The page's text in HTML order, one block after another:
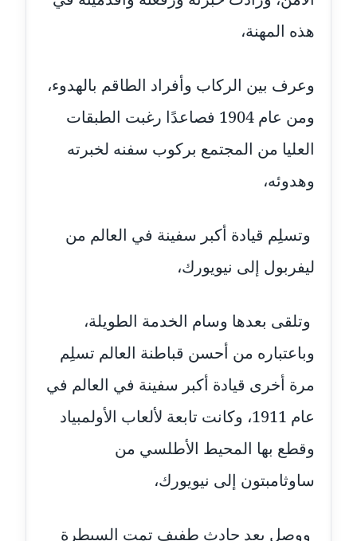
عاملة
مدونة امل محمود
مدونة أميرة اسماعيل
عاملة
مدونة أميرة محمود
عاملة
مدونة انجي مطاوع
عاملة
عاملة
مدونة ايمان الدواخلي
هذه المهنة،
وعرف بين الركاب وأفراد الطاقم بالهدوء،
ومن عام 1904 فصاعدًا رغبت الطبقات
العليا من المجتمع بركوب سفنه لخبرته
وهدوئه،
وتسلِم قيادة أكبر سفينة في العالم من
ليفربول إلى نيويورك،
وتلقى بعدها وسام الخدمة الطويلة،
وباعتباره من أحسن قباطنة العالم تسلِم
مرة أخرى قيادة أكبر سفينة في العالم في
عام 1911، وكانت تابعة لألعاب الأولمبياد
وقطع بها المحيط الأطلسي من
ساوثامبتون إلى نيويورك،
ووصل بعد حادث طفيف تمت السيطرة